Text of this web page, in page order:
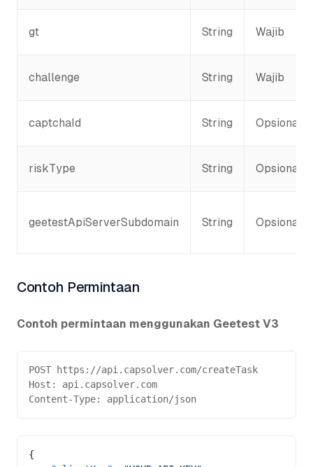
gt String Wajib
challenge String Wajib
captchaId String Opsional
riskType String Opsional
geetestApiServerSubdomain String Opsional
Contoh Permintaan
Contoh permintaan menggunakan Geetest V3
POST https://api.capsolver.com/createTask
Host: api.capsolver.com
Content-Type: application/json
{